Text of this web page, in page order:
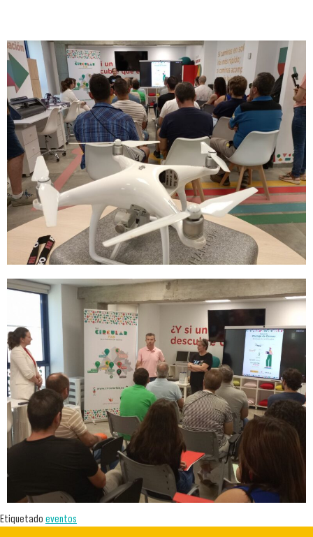
Etiquetado eventos